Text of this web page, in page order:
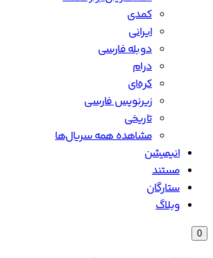
کمدی
ایرانی
دوبله فارسی
درام
کره‌ای
زیرنویس فارسی
تاریخی
مشاهده همه سریال‌ها
انیمیشن
مستند
ستارگان
وبلاگ
0